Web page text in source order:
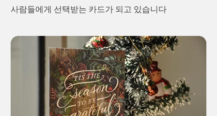
사람들에게 선택받는 카드가 되고 있습니다